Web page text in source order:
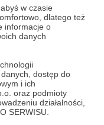
w czasie
dlatego też
informacje o
danych
dostęp do
i ich
oraz podmioty
działalności,
SERWISU.
"Zgodna na
formularz